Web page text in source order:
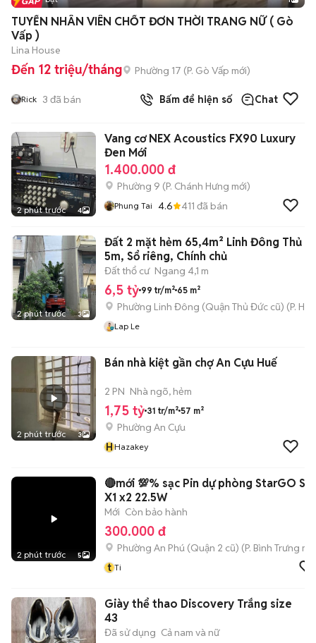
TUYỂN NHÂN VIÊN CHỐT ĐƠN THỜI TRANG NỮ ( Gò
Vấp )
Lina House
Đến 12 triệu/tháng Phường 17 (P. Gò Vấp mới)
Rick 3 đã bán Bấm để hiện số Chat
2 phút trước 4
Vang cơ NEX Acoustics FX90 Luxury
Đen Mới
1.400.000 đ
Phường 9 (P. Chánh Hưng mới)
Phung Tai 4.6 411 đã bán
2 phút trước 3
Đất 2 mặt hẻm 65,4m² Linh Đông Thủ
5m, Sổ riêng, Chính chủ
Đất thổ cư Ngang 4,1 m
6,5 tỷ 99 tr/m² 65 m²
Phường Linh Đông (Quận Thủ Đức cũ) (P.
Lap Le
2 phút trước 3
Bán nhà kiệt gần chợ An Cựu Huế
2 PN Nhà ngõ, hẻm
1,75 tỷ 31 tr/m² 57 m²
Phường An Cựu
HHazakey
2 phút trước 5
🔴mới 💯% sạc Pin dự phòng StarGO
X1 x2 22.5W
Mới Còn bảo hành
300.000 đ
Phường An Phú (Quận 2 cũ) (P. Bình Trưng
t Ti
Giày thể thao Discovery Trắng size
43
Đã sử dụng Cả nam và nữ